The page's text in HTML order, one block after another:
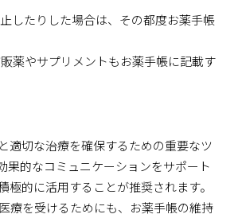
したりした場合は、その都度お薬手帳
薬やサプリメントもお薬手帳に記載す
適切な治療を確保するための重要なツ
果的なコミュニケーションをサポート
的に活用することが推奨されます。
療を受けるためにも、お薬手帳の維持